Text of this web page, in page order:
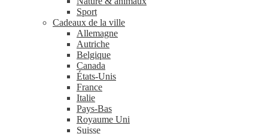
Sport
Cadeaux de la ville
Allemagne
Autriche
Belgique
Canada
États-Unis
France
Italie
Pays-Bas
Royaume Uni
Suisse